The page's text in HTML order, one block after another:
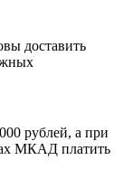
доставить
рублей, а при
МКАД платить